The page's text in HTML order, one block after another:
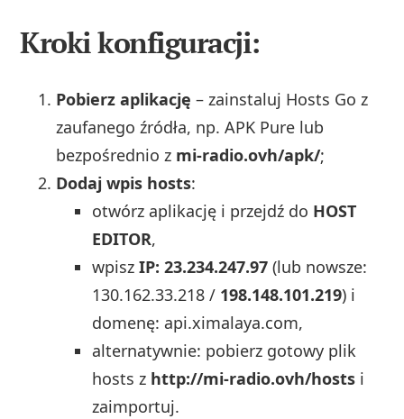
Kroki konfiguracji:
Pobierz aplikację – zainstaluj Hosts Go z
zaufanego źródła, np. APK Pure lub
bezpośrednio z mi-radio.ovh/apk/;
Dodaj wpis hosts:
otwórz aplikację i przejdź do HOST
EDITOR,
wpiszIP: 23.234.247.97 (lub nowsze:
130.162.33.218 / 198.148.101.219) i
domenę: api.ximalaya.com,
alternatywnie: pobierz gotowy plik
hosts z http://mi-radio.ovh/hosts i
zaimportuj.